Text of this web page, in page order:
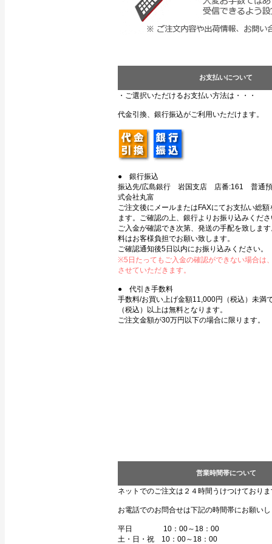
お支払いについて
・ご選択いただけるお支払い方法は・・・
代金引換、銀行振込がご利用いただけます。
● 銀行振込
振込先/広島銀行 岩国支店 店番:161 普通
式会社丸富
ご注文後にメールまたはFAXにてお支払い総
ます。ご確認の上、銀行よりお振り込みくだ
ご入金が確認でき次第、発送の手配を致しま
料はお客様負担でお願い致します。
ご確認通知後5日以内にお振り込みください。
※5日たってもご入金の確認ができない場合は
させていただきます。
● 代引き手数料
手数料/お買い上げ金額11,000円（税込）未満
（税込）以上は無料となります。
ご注文金額が30万円以下の場合に限ります。
営業時間帯について
ネットでのご注文は２４時間うけつけており
お電話でのお問合せは下記の時間帯にお願い
平日 10：00～18：00
土・日・祝 10：00～18：00